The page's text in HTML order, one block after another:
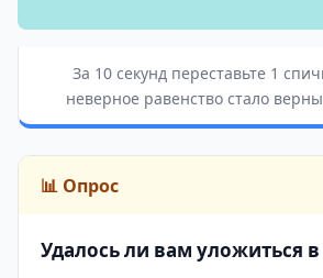
За 10 секунд переставьте 1
неверное равенство стало
📊 Опрос
Удалось ли вам уложиться в